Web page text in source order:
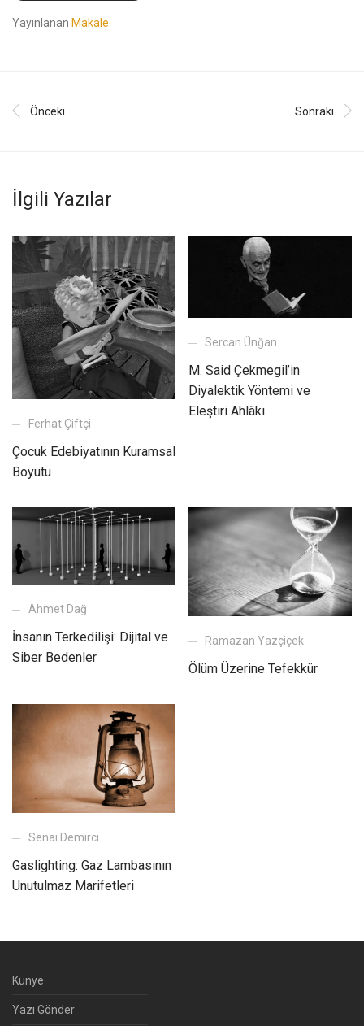
Yayınlanan Makale.
Önceki Sonraki
İlgili Yazılar
Ferhat Çiftçi
Çocuk Edebiyatının Kuramsal
Boyutu
Sercan Ünğan
M. Said Çekmegil’in
Diyalektik Yöntemi ve
Eleştiri Ahlâkı
Ahmet Dağ
İnsanın Terkedilişi: Dijital ve
Siber Bedenler
Ramazan Yazçiçek
Ölüm Üzerine Tefekkür
Senai Demirci
Gaslighting: Gaz Lambasının
Unutulmaz Marifetleri
Künye
Yazı Gönder